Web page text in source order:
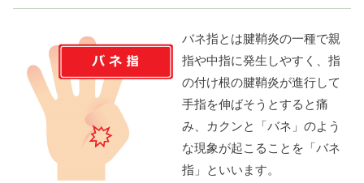
バネ指とは腱鞘炎の一種で親
指や中指に発生しやすく、指
の付け根の腱鞘炎が進行して
手指を伸ばそうとすると痛
み、カクンと「バネ」のよう
な現象が起こることを「バネ
指」といいます。